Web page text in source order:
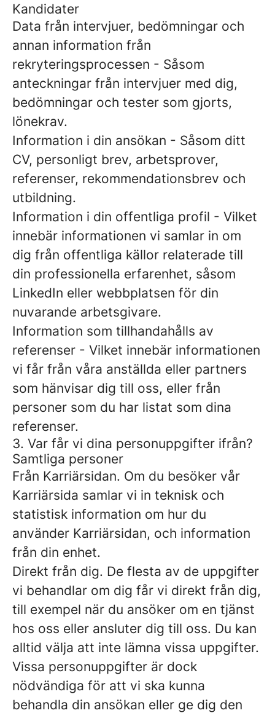
Kandidater
Data från intervjuer, bedömningar och
annan information från
rekryteringsprocessen - Såsom
anteckningar från intervjuer med dig,
bedömningar och tester som gjorts,
lönekrav.
Information i din ansökan - Såsom ditt
CV, personligt brev, arbetsprover,
referenser, rekommendationsbrev och
utbildning.
Information i din offentliga profil - Vilket
innebär informationen vi samlar in om
dig från offentliga källor relaterade till
din professionella erfarenhet, såsom
LinkedIn eller webbplatsen för din
nuvarande arbetsgivare.
Information som tillhandahålls av
referenser - Vilket innebär informationen
vi får från våra anställda eller partners
som hänvisar dig till oss, eller från
personer som du har listat som dina
referenser.
3. Var får vi dina personuppgifter ifrån?
Samtliga personer
Från Karriärsidan. Om du besöker vår
Karriärsida samlar vi in teknisk och
statistisk information om hur du
använder Karriärsidan, och information
från din enhet.
Direkt från dig. De flesta av de uppgifter
vi behandlar om dig får vi direkt från dig,
till exempel när du ansöker om en tjänst
hos oss eller ansluter dig till oss. Du kan
alltid välja att inte lämna vissa uppgifter.
Vissa personuppgifter är dock
nödvändiga för att vi ska kunna
behandla din ansökan eller ge dig den